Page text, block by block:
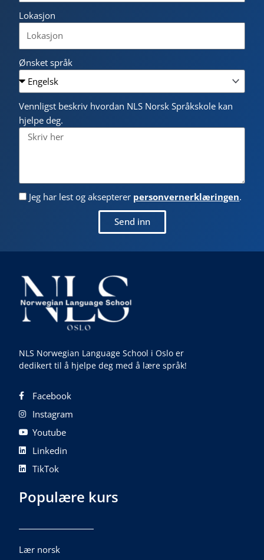
Lokasjon
Ønsket språk
Vennligst beskriv hvordan NLS Norsk Språkskole kan
hjelpe deg.
Jeg har lest og aksepterer personvernerklæringen.
Send inn
NLS Norwegian Language School i Oslo er
dedikert til å hjelpe deg med å lære språk!
Facebook
Instagram
Youtube
Linkedin
TikTok
Populære kurs
Lær norsk